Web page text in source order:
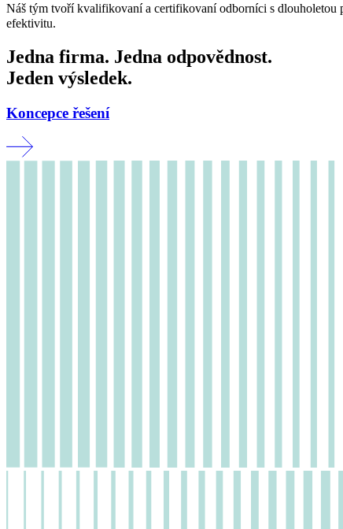
Náš tým tvoří kvalifikovaní a certifikovaní odborníci s
efektivitu.
Jedna firma. Jedna odpovědnost.
Jeden výsledek.
Koncepce řešení